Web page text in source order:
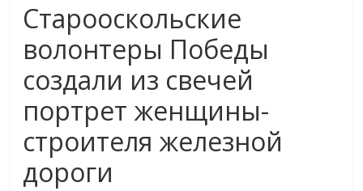
Старооскольские
волонтеры Победы
создали из свечей
портрет женщины-
строителя железной
дороги